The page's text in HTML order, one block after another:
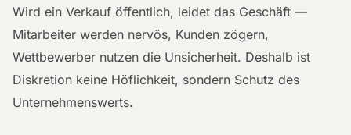
Wird ein Verkauf öffentlich, leidet das Geschäft —
Mitarbeiter werden nervös, Kunden zögern,
Wettbewerber nutzen die Unsicherheit. Deshalb ist
Diskretion keine Höflichkeit, sondern Schutz des
Unternehmenswerts.